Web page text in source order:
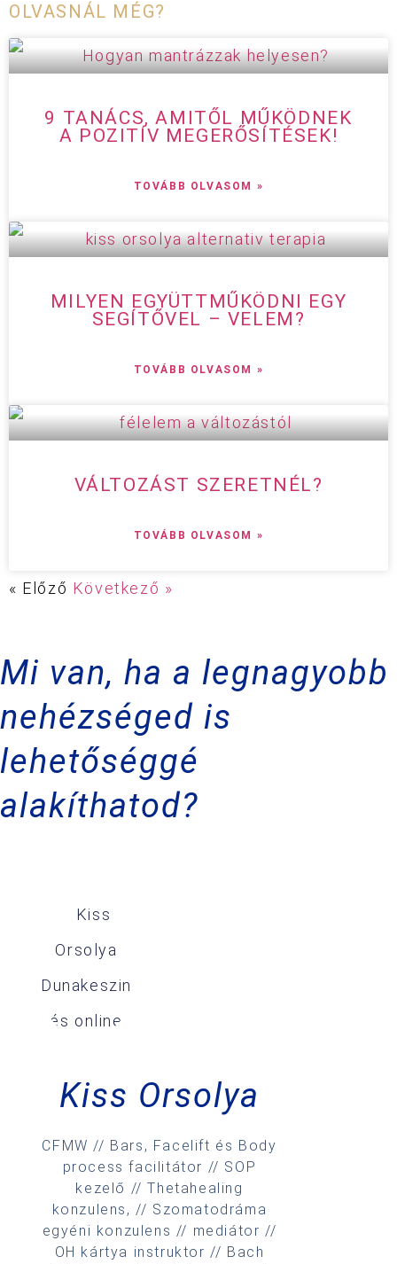
OLVASNÁL MÉG?
9 TANÁCS, AMITŐL MŰKÖDNEK
A POZITÍV MEGERŐSÍTÉSEK!
TOVÁBB OLVASOM »
MILYEN EGYÜTTMŰKÖDNI EGY
SEGÍTŐVEL – VELEM?
TOVÁBB OLVASOM »
VÁLTOZÁST SZERETNÉL?
TOVÁBB OLVASOM »
« Előző Következő »
Mi van, ha a legnagyobb
nehézséged is
lehetőséggé
alakíthatod?
Kiss Orsolya
CFMW // Bars, Facelift és Body
process facilitátor // SOP
kezelő // Thetahealing
konzulens, // Szomatodráma
egyéni konzulens // mediátor //
OH kártya instruktor // Bach